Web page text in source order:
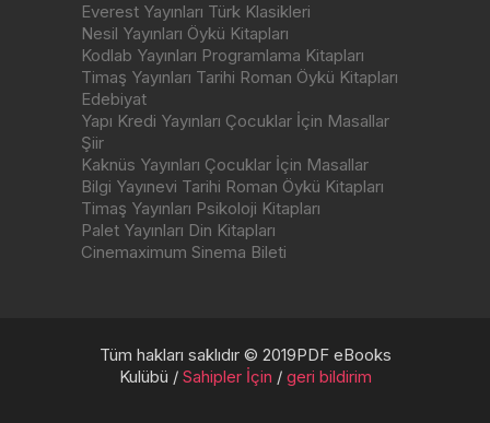
Everest Yayınları Türk Klasikleri
Nesil Yayınları Öykü Kitapları
Kodlab Yayınları Programlama Kitapları
Timaş Yayınları Tarihi Roman Öykü Kitapları
Edebiyat
Yapı Kredi Yayınları Çocuklar İçin Masallar
Şiir
Kaknüs Yayınları Çocuklar İçin Masallar
Bilgi Yayınevi Tarihi Roman Öykü Kitapları
Timaş Yayınları Psikoloji Kitapları
Palet Yayınları Din Kitapları
Cinemaximum Sinema Bileti
Tüm hakları saklıdır © 2019PDF eBooks
Kulübü / Sahipler İçin / geri bildirim